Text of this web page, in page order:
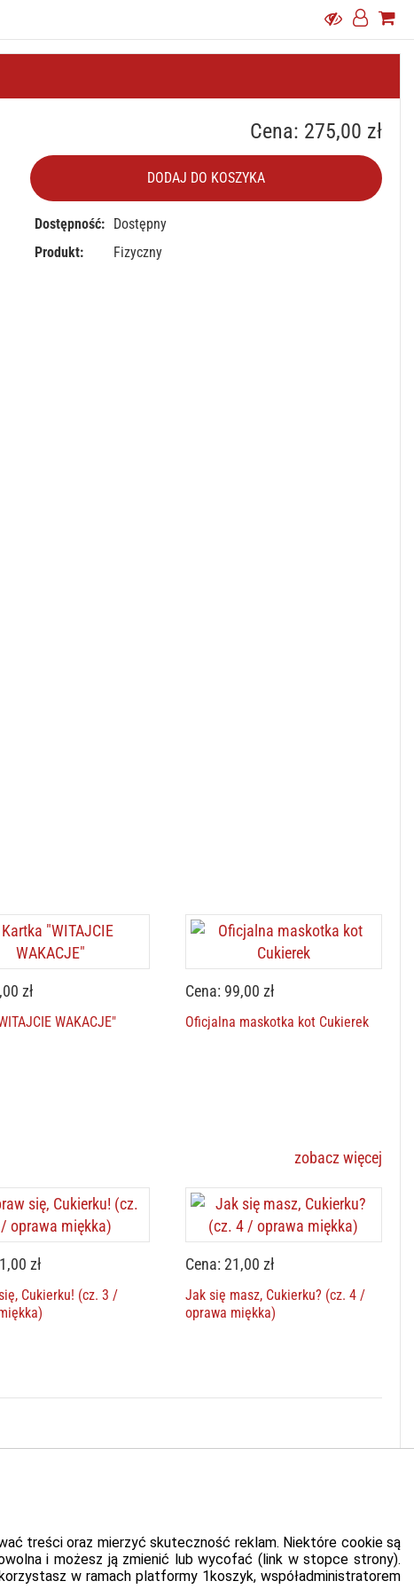
Cena: 275,00 zł
DODAJ DO KOSZYKA
Dostępność: Dostępny
Produkt:
Fizyczny
zł
WAKACJE"
Cena: 99,00 zł
Oficjalna maskotka kot Cukierek
zobacz więcej
zł
Cukierku! (cz. 3 /
Cena: 21,00 zł
Jak się masz, Cukierku? (cz. 4 /
oprawa miękka)